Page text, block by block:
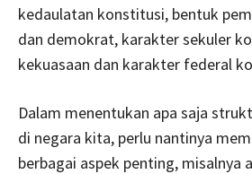
kedaulatan konstitusi, bentuk
dan demokrat, karakter sekuler
kekuasaan dan karakter federal
Dalam menentukan apa saja
di negara kita, perlu nantinya
berbagai aspek penting, misalnya